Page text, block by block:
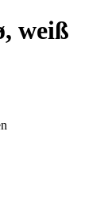
weiß